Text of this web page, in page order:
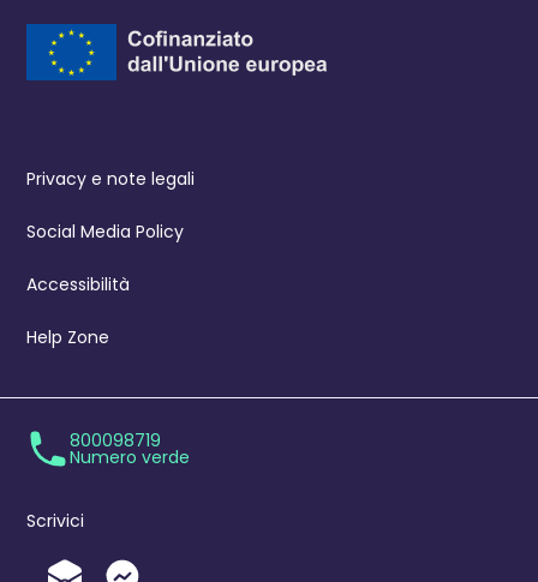
Privacy e note legali
Social Media Policy
Accessibilità
Help Zone
800098719
Numero verde
Scrivici